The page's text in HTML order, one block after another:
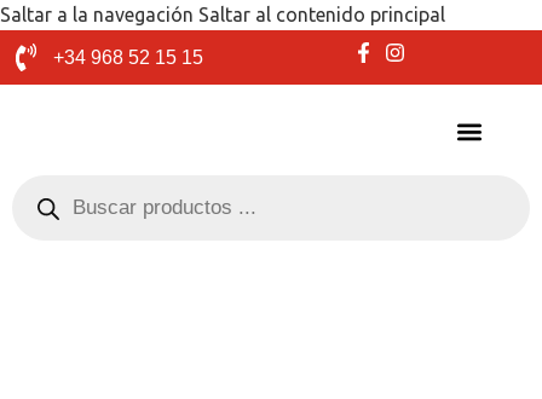
Saltar a la navegación Saltar al contenido principal
+34 968 52 15 15